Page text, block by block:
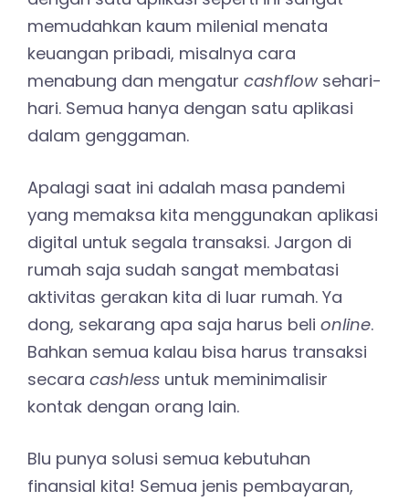
memudahkan kaum milenial menata
keuangan pribadi, misalnya cara
menabung dan mengatur cashflow sehari-
hari. Semua hanya dengan satu aplikasi
dalam genggaman.
Apalagi saat ini adalah masa pandemi
yang memaksa kita menggunakan aplikasi
digital untuk segala transaksi. Jargon di
rumah saja sudah sangat membatasi
aktivitas gerakan kita di luar rumah. Ya
dong, sekarang apa saja harus beli online.
Bahkan semua kalau bisa harus transaksi
secara cashless untuk meminimalisir
kontak dengan orang lain.
Blu punya solusi semua kebutuhan
finansial kita! Semua jenis pembayaran,